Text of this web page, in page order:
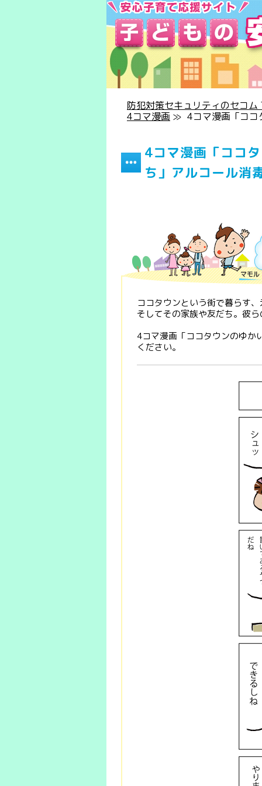
防犯対策セキュリティのセコム
4コマ漫画 ≫ 4コマ漫画「ココ
4コマ漫画「ココ
ち」アルコール消
ココタウンという街で暮らす
そしてその家族や友だち。彼
4コマ漫画「ココタウンのゆ
ください。